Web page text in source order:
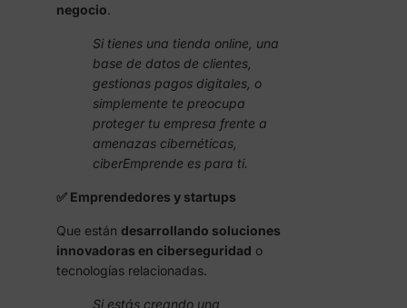
negocio.
Si tienes una tienda online, una
base de datos de clientes,
gestionas pagos digitales, o
simplemente te preocupa
proteger tu empresa frente a
amenazas cibernéticas,
ciberEmprende es para ti.
✅ Emprendedores y startups
Que están desarrollando soluciones
innovadoras en ciberseguridad o
tecnologías relacionadas.
Si estás creando una